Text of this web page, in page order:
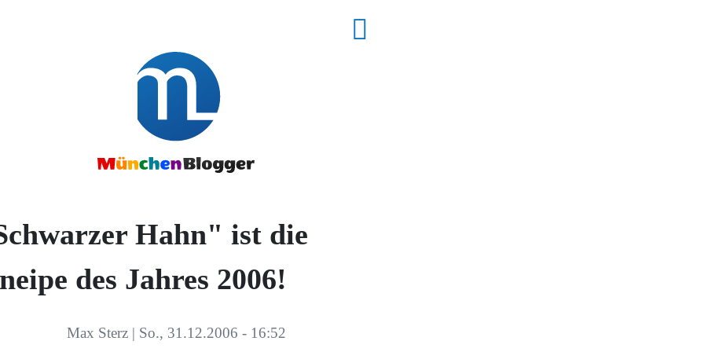
Hahn" ist die
des Jahres 2006!
Max Sterz | So., 31.12.2006 - 16:52